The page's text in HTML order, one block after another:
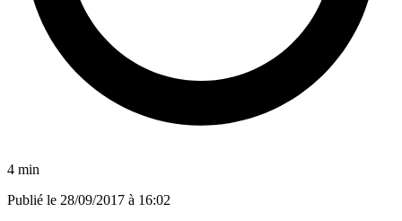
4 min
Publié le 28/09/2017 à 16:02